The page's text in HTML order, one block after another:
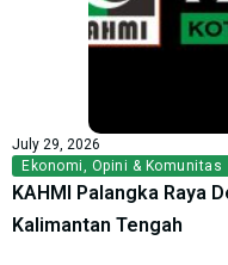
July 29, 2026
Ekonomi, Opini & Komunitas
KAHMI Palangka Raya
Kalimantan Tengah